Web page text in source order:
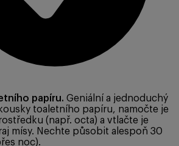
papíru. Geniální a jednoduchý
toaletního papíru, namočte je
(např. octa) a vtlačte je
mísy. Nechte působit alespoň 30
noc).